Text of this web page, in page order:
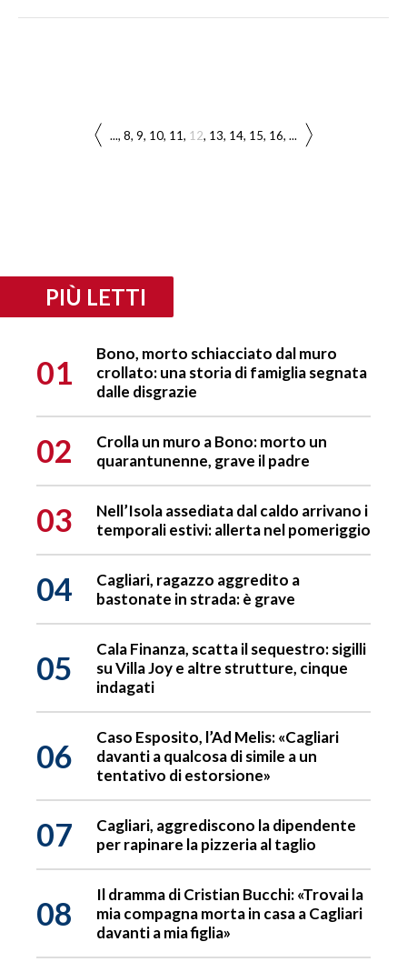
... 8 9 10 11 12 13 14 15 16 ...
PIÙ LETTI
01
Bono, morto schiacciato dal muro
crollato: una storia di famiglia segnata
dalle disgrazie
02
Crolla un muro a Bono: morto un
quarantunenne, grave il padre
03
Nell’Isola assediata dal caldo arrivano i
temporali estivi: allerta nel pomeriggio
04
Cagliari, ragazzo aggredito a
bastonate in strada: è grave
05
Cala Finanza, scatta il sequestro: sigilli
su Villa Joy e altre strutture, cinque
indagati
06
Caso Esposito, l’Ad Melis: «Cagliari
davanti a qualcosa di simile a un
tentativo di estorsione»
07
Cagliari, aggrediscono la dipendente
per rapinare la pizzeria al taglio
08
Il dramma di Cristian Bucchi: «Trovai la
mia compagna morta in casa a Cagliari
davanti a mia figlia»